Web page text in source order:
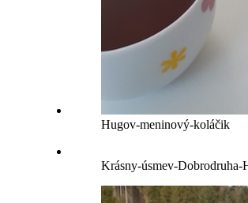
Hugov-meninový-koláčik
Krásny-úsmev-Dobrodruha-